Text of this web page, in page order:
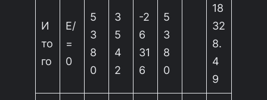
И
то
го
Е/
=
0
5
3
8
0
3
5
4
2
-2
6
31
6
5
3
8
0
18
32
8.
4
9